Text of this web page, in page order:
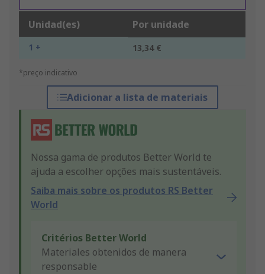
Unidad(es) Por unidade
1 + 13,34 €
*preço indicativo
Adicionar a lista de materiais
Nossa gama de produtos Better World te
ajuda a escolher opções mais sustentáveis.
Saiba mais sobre os produtos RS Better
World
Critérios Better World
Materiales obtenidos de manera
responsable